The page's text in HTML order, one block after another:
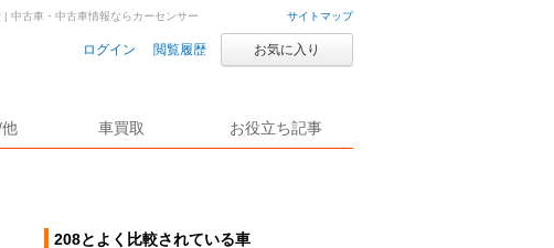
サイトマップ
ログイン 閲覧履歴 お気に入り
車買取 お役立ち記事
中古車・中古車情報ならカーセンサー
208とよく比較されている車